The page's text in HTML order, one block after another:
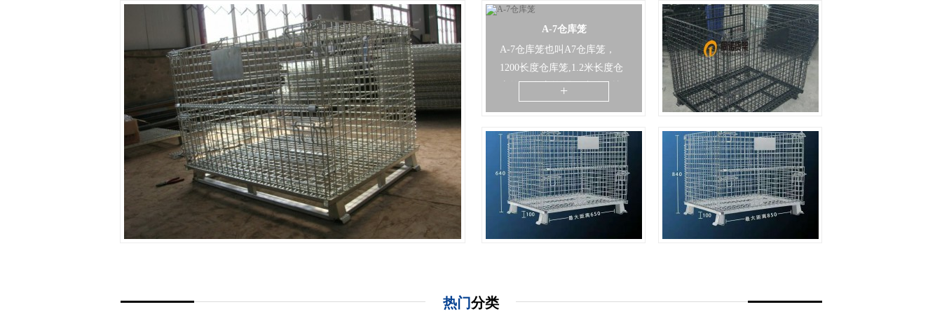
货架仓库笼
南京同诺仓库笼厂家为您提供货架仓库笼,矩管仓库笼，货架使用的仓库
笼货架仓库笼是为了符合现代化物流仓储需要，在仓库笼的底部加焊接
矩管或者角钢，方便仓...
+
喷塑仓库笼
喷塑仓库笼 ，表面处理方式
为喷塑处理，适合于现代化工
厂使用。喷塑仓库笼优点：表
面光滑，可以按照客户选用的
塑表面容易脱落...
+
A-7仓库笼
A-7仓库笼也叫A7仓库笼，
1200长度仓库笼,1.2米长度仓
库笼,a7仓库笼,是国内使用比
较多的标准仓库笼规格之一，
尺寸设计，所以使用的...
+
A-5仓库笼
A-5仓库笼是标准仓库笼之
一，也叫A5仓库笼,1000仓库
笼,a5仓库笼，承载1000kg，
+
A-3仓库笼
A-3仓库笼，也叫A3仓库笼，
是标准仓库笼的规格之一。具
体尺寸为 800*600*640mm底
+
热门分类